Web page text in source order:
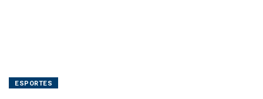
ESPORTES